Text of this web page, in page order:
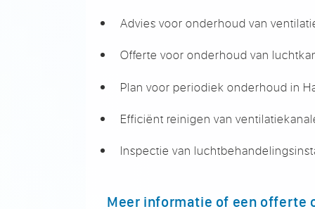
Advies voor onderhoud van
Offerte voor onderhoud van
Plan voor periodiek onderhoud in
Efficiënt reinigen van
Inspectie van
Meer informatie of een offerte